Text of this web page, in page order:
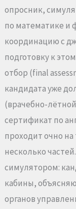
опросник,
по математике и
координацию с
подготовку к
отбор (final
кандидата уже
(врачебно-
сертификат по
проходит очно
несколько
симулятором:
кабины,
органов